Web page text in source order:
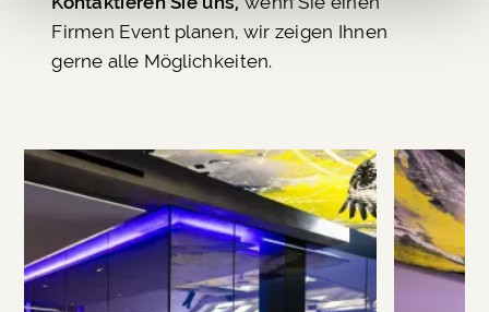
Firmen Event planen, wir zeigen Ihnen
gerne alle Möglichkeiten.